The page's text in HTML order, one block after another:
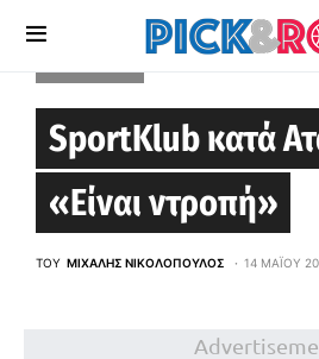
SportKlub κατά
«Είναι ντροπή»
ΤΟΥ ΜΙΧΆΛΗΣ ΝΙΚΟΛΌΠΟΥΛΟΣ 14 ΜΑΪ́ΟΥ